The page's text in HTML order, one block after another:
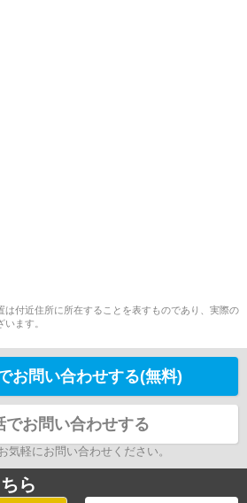
付近住所に所在することを表すものであり、実際の
ます。
お問い合わせする(無料)
でお問い合わせする
気軽にお問い合わせください。
ら